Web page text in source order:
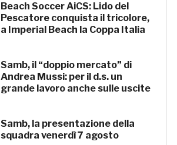
Beach Soccer AiCS: Lido del
Pescatore conquista il tricolore,
a Imperial Beach la Coppa Italia
Samb, il “doppio mercato” di
Andrea Mussi: per il d.s. un
grande lavoro anche sulle uscite
Samb, la presentazione della
squadra venerdì 7 agosto